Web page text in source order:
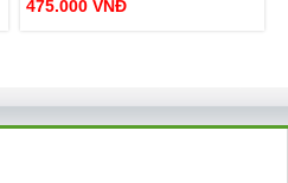
475.000 VNĐ